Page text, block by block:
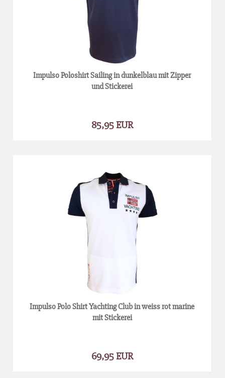
Impulso Poloshirt Sailing in dunkelblau mit Zipper
und Stickerei
85,95 EUR
Impulso Polo Shirt Yachting Club in weiss rot marine
mit Stickerei
69,95 EUR